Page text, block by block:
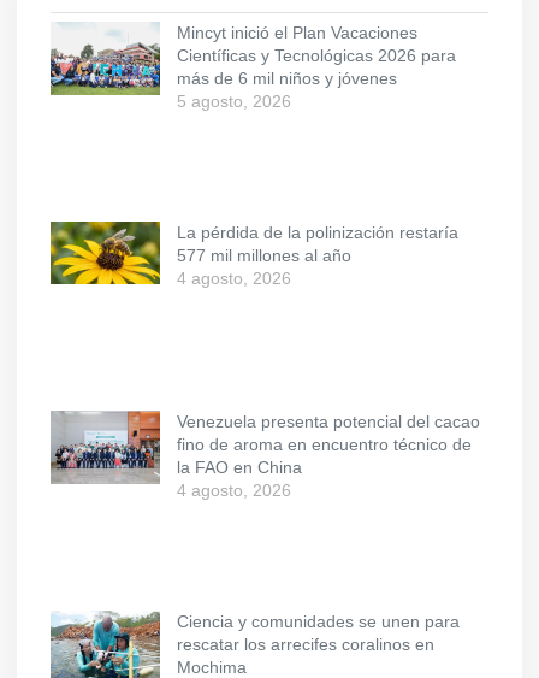
Mincyt inició el Plan Vacaciones
Científicas y Tecnológicas 2026 para
más de 6 mil niños y jóvenes
5 agosto, 2026
La pérdida de la polinización restaría
577 mil millones al año
4 agosto, 2026
Venezuela presenta potencial del cacao
fino de aroma en encuentro técnico de
la FAO en China
4 agosto, 2026
Ciencia y comunidades se unen para
rescatar los arrecifes coralinos en
Mochima